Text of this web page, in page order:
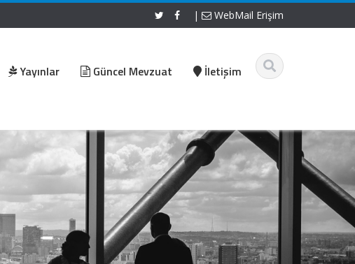
| WebMail Erişim
Yayınlar Güncel Mevzuat İletişim